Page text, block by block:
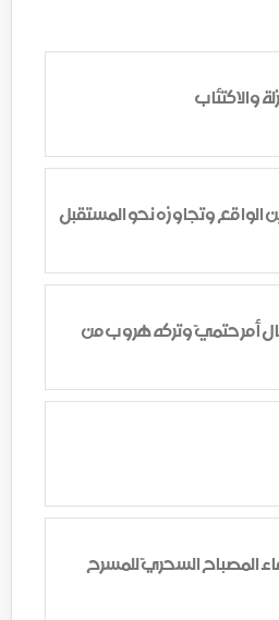
والاكتئاب
بين الواقع وتجاوزه نحو المستقبل
أمرٌ حتميّ وتركه هروب من
المصباح السحريّ للمسرح